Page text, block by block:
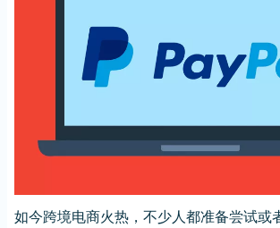
如今跨境电商火热，不少人都准备尝试或